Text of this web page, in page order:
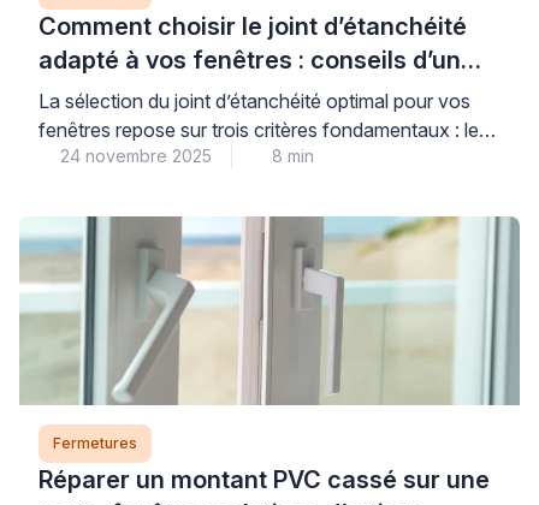
Comment choisir le joint d’étanchéité
adapté à vos fenêtres : conseils d’un
expert
La sélection du joint d’étanchéité optimal pour vos
fenêtres repose sur trois critères fondamentaux : le
matériau de menuiserie, le type d’ouverture et
qualité correctement installés constituent un
investissement stratégique pour votre confort
thermique et acoustique quotidien. Ces éléments
techniques, souvent négligés, influencent
directement votre consommation énergétique […]
24 novembre 2025 8 min
Fermetures
Réparer un montant PVC cassé sur une